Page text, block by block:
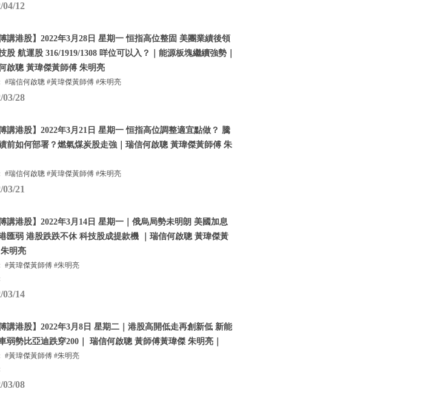
04/12
傅講港股】2022年3月28日 星期一 恒指高位整固 美團業績後領
股 航運股 316/1919/1308 咩位可以入？｜能源板塊繼續強勢｜
啟聰 黃瑋傑黃師傅 朱明亮
#瑞信何啟聰 #黃瑋傑黃師傅 #朱明亮
03/28
傅講港股】2022年3月21日 星期一 恒指高位調整適宜點做？ 騰
前如何部署？燃氣煤炭股走強｜瑞信何啟聰 黃瑋傑黃師傅 朱
#瑞信何啟聰 #黃瑋傑黃師傅 #朱明亮
03/21
傅講港股】2022年3月14日 星期一｜俄烏局勢未明朗 美國加息
匯弱 港股跌跌不休 科技股成提款機 ｜瑞信何啟聰 黃瑋傑黃
明亮
#黃瑋傑黃師傅 #朱明亮
03/14
傅講港股】2022年3月8日 星期二｜港股高開低走再創新低 新能
弱勢比亞迪跌穿200｜ 瑞信何啟聰 黃師傅黃瑋傑 朱明亮｜
#黃瑋傑黃師傅 #朱明亮
03/08